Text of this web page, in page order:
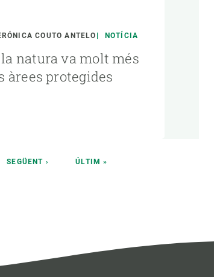
COUTO ANTELO NOTÍCIA
natura va molt més
àrees protegides
PÀGINA
SEGÜENT ›
ÚLTIMA
ÚLTIM »